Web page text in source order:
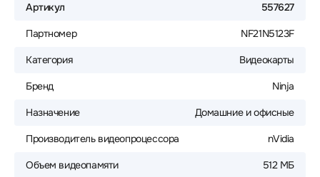
Артикул 557627
Партномер NF21N5123F
Категория Видеокарты
Бренд Ninja
Назначение Домашние и офисные
Производитель видеопроцессора nVidia
Объем видеопамяти 512 МБ